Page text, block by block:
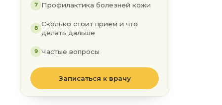
7 Профилактика болезней кожи
8
Сколько стоит приём и что
делать дальше
9 Частые вопросы
Записаться к врачу